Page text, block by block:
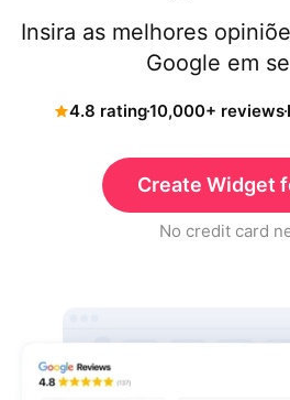
Insira as melhores
Google em
4.8 rating10,000+ reviews
Create Widget
No credit card